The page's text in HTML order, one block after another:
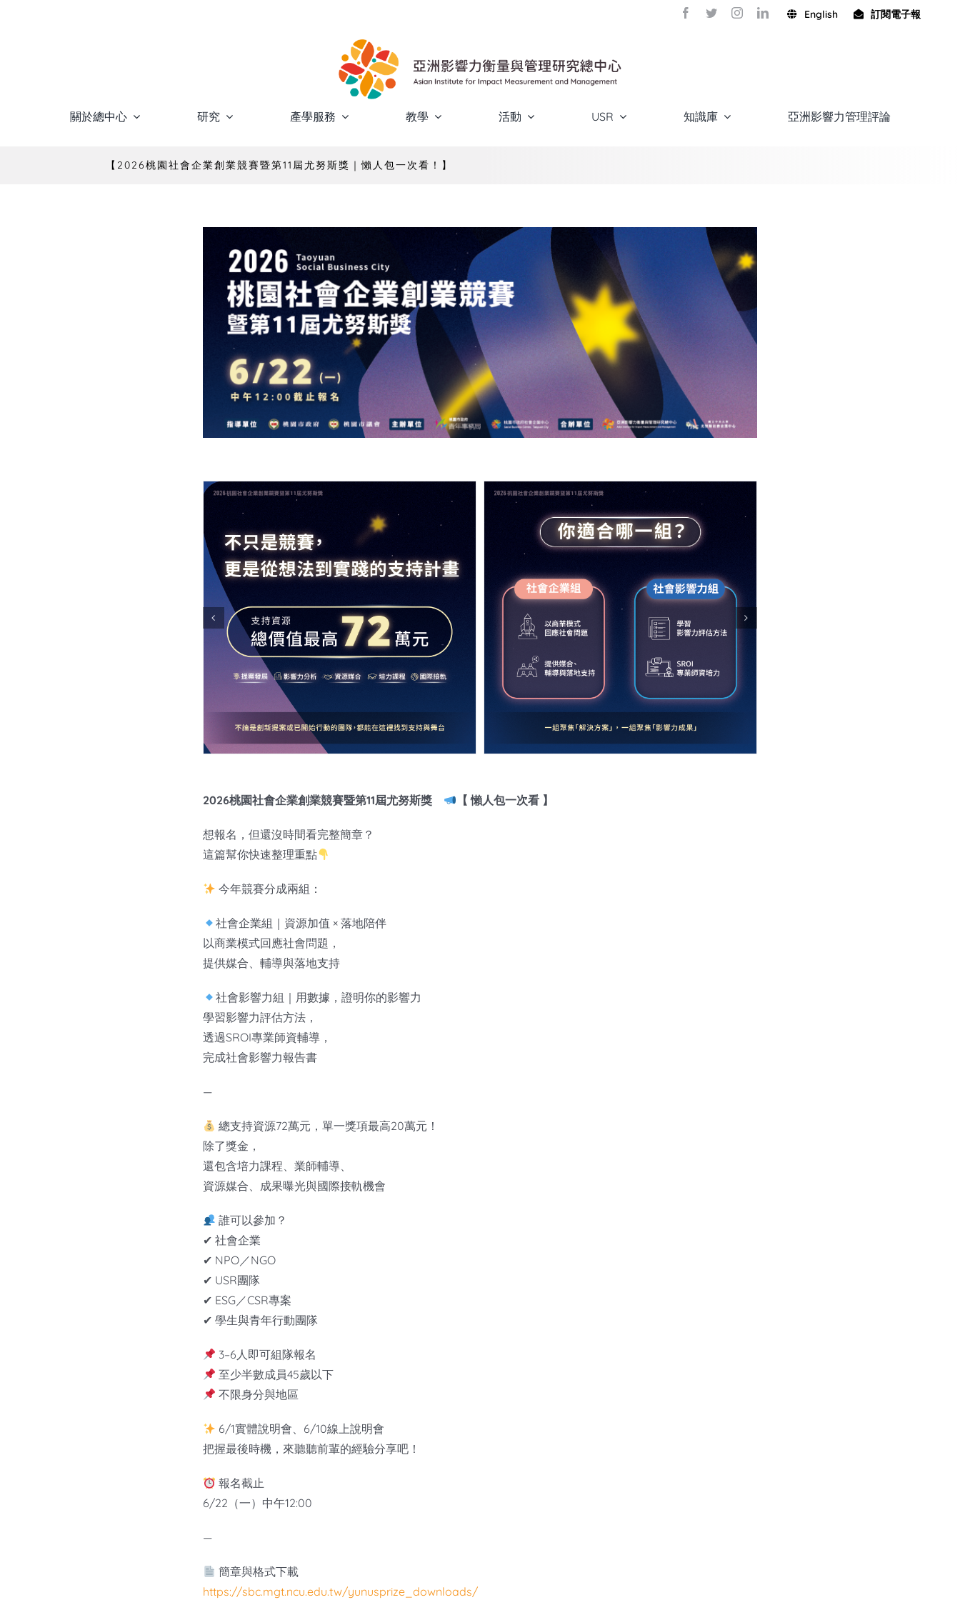
English 訂閱電子報
關於總中心 研究 產學服務 教學 活動 USR 知識庫 亞洲影響力管理評論
【2026桃園社會企業創業競賽暨第11屆尤努斯獎｜懶人包一次看！】
2026桃園社會企業創業競賽暨第11屆尤努斯獎 【 懶人包一次看 】
想報名，但還沒時間看完整簡章？
這篇幫你快速整理重點
今年競賽分成兩組：
社會企業組｜資源加值 × 落地陪伴
以商業模式回應社會問題，
提供媒合、輔導與落地支持
社會影響力組｜用數據，證明你的影響力
學習影響力評估方法，
透過SROI專業師資輔導，
完成社會影響力報告書
—
總支持資源72萬元，單一獎項最高20萬元！
除了獎金，
還包含培力課程、業師輔導、
資源媒合、成果曝光與國際接軌機會
誰可以參加？
✔ 社會企業
✔ NPO／NGO
✔ USR團隊
✔ ESG／CSR專案
✔ 學生與青年行動團隊
3–6人即可組隊報名
至少半數成員45歲以下
不限身分與地區
6/1實體說明會、6/10線上說明會
把握最後時機，來聽聽前輩的經驗分享吧！
報名截止
6/22（一）中午12:00
—
簡章與格式下載
https://sbc.mgt.ncu.edu.tw/yunusprize_downloads/